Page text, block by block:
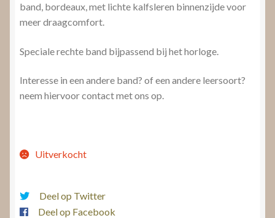
band, bordeaux, met lichte kalfsleren binnenzijde voor
meer draagcomfort.
Speciale rechte band bijpassend bij het horloge.
Interesse in een andere band? of een andere leersoort?
neem hiervoor contact met ons op.
Uitverkocht
Deel op Twitter
Deel op Facebook